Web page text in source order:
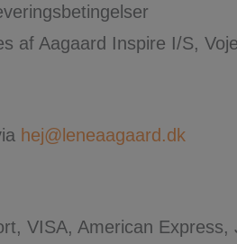
af Aagaard Inspire I/S,
hej@leneaagaard.dk
VISA, American